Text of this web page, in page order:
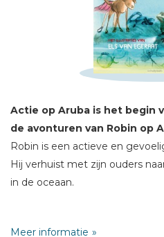
Actie op Aruba is het begin
de avonturen van Robin op
Robin is een actieve en
Hij verhuist met zijn ouders
in de oceaan.
Meer informatie
Schrijf hieronder je review!
Titel *
Bericht *